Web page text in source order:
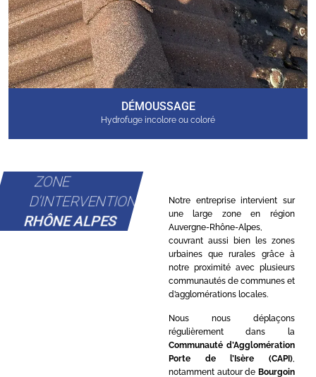
DÉMOUSSAGE
Hydrofuge incolore ou coloré
ZONE
D'INTERVENTION
RHÔNE ALPES
Notre entreprise intervient sur
une large zone en région
Auvergne-Rhône-Alpes,
couvrant aussi bien les zones
urbaines que rurales grâce à
notre proximité avec plusieurs
communautés de communes et
d’agglomérations locales.
Nous nous déplaçons
régulièrement dans la
Communauté d’Agglomération
Porte de l’Isère (CAPI)
notamment autour de Bourgoin